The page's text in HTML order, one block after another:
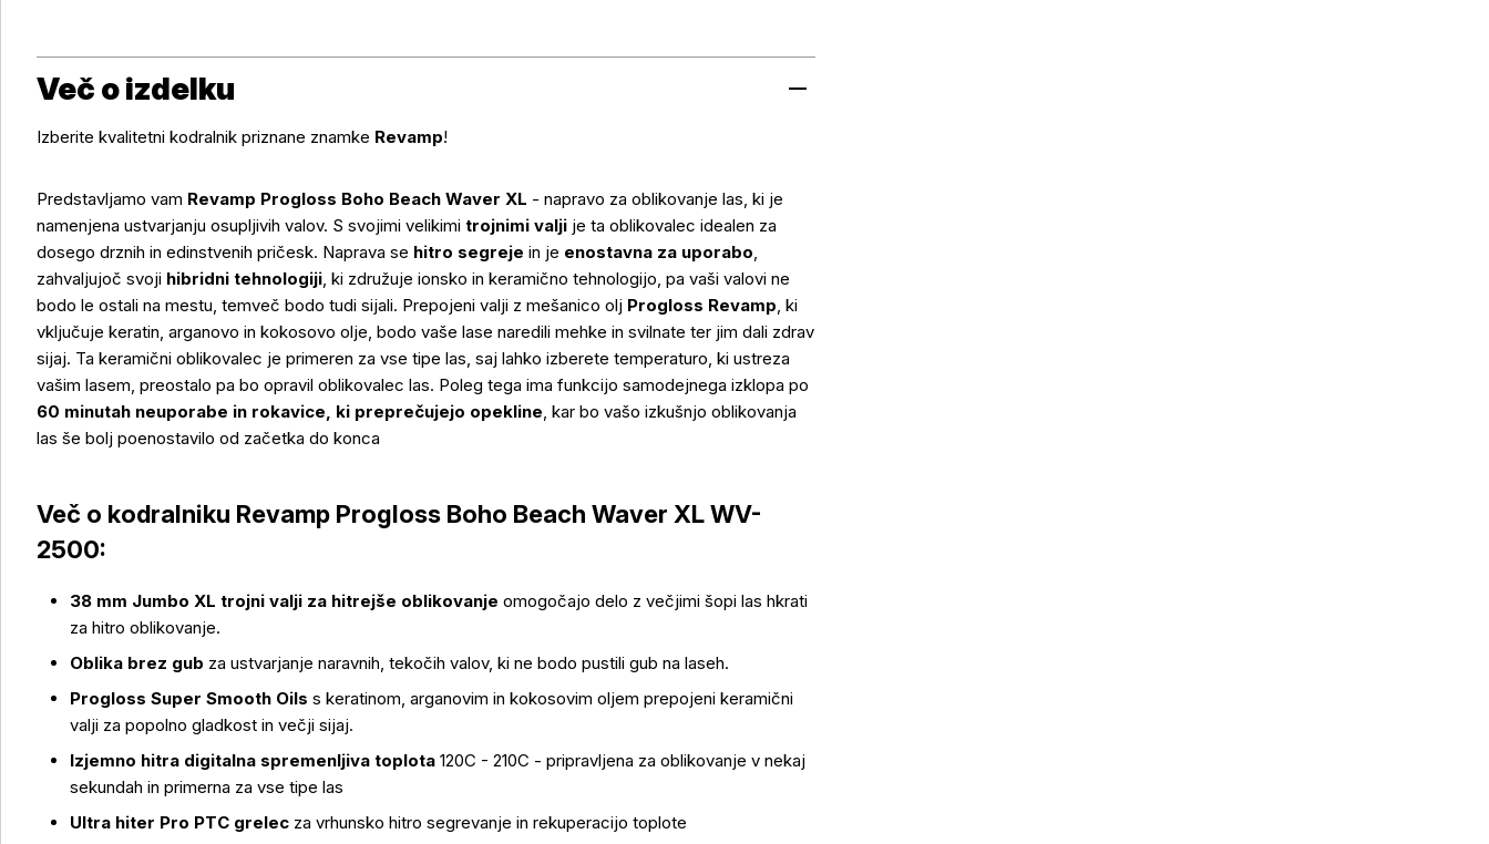
Več o izdelku
Več o izdelku
Izberite kvalitetni kodralnik priznane znamke Revamp!
Predstavljamo vam Revamp Progloss Boho Beach Waver XL - napravo za oblikovanje las, ki je
namenjena ustvarjanju osupljivih valov. S svojimi velikimi trojnimi valji je ta oblikovalec idealen za
dosego drznih in edinstvenih pričesk. Naprava se hitro segreje in je enostavna za uporabo,
zahvaljujoč svoji hibridni tehnologiji, ki združuje ionsko in keramično tehnologijo, pa vaši valovi ne
bodo le ostali na mestu, temveč bodo tudi sijali. Prepojeni valji z mešanico olj Progloss Revamp, ki
vključuje keratin, arganovo in kokosovo olje, bodo vaše lase naredili mehke in svilnate ter jim dali zdrav
sijaj. Ta keramični oblikovalec je primeren za vse tipe las, saj lahko izberete temperaturo, ki ustreza
vašim lasem, preostalo pa bo opravil oblikovalec las. Poleg tega ima funkcijo samodejnega izklopa po
60 minutah neuporabe in rokavice, ki preprečujejo opekline, kar bo vašo izkušnjo oblikovanja
las še bolj poenostavilo od začetka do konca
Več o kodralniku Revamp Progloss Boho Beach Waver XL WV-
2500:
38 mm Jumbo XL trojni valji za hitrejše oblikovanje omogočajo delo z večjimi šopi las hkrati
za hitro oblikovanje.
Oblika brez gub za ustvarjanje naravnih, tekočih valov, ki ne bodo pustili gub na laseh.
Progloss Super Smooth Oils s keratinom, arganovim in kokosovim oljem prepojeni keramični
valji za popolno gladkost in večji sijaj.
Izjemno hitra digitalna spremenljiva toplota 120C - 210C - pripravljena za oblikovanje v nekaj
sekundah in primerna za vse tipe las
Ultra hiter Pro PTC grelec za vrhunsko hitro segrevanje in rekuperacijo toplote